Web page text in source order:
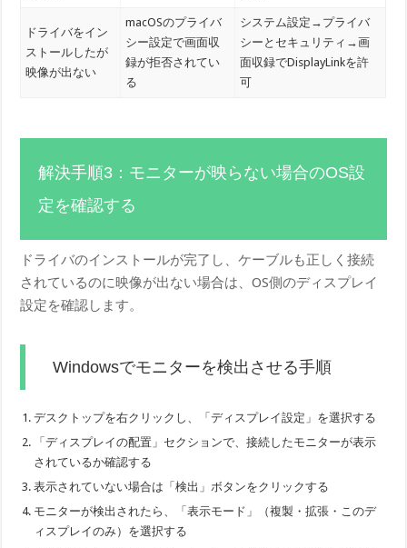
ドライバをイン
ストールしたが
映像が出ない
macOSのプライバ
シー設定で画面収
録が拒否されてい
る
システム設定→プライバ
シーとセキュリティ→画
面収録でDisplayLinkを許
可
解決手順3：モニターが映らない場合のOS設
定を確認する
ドライバのインストールが完了し、ケーブルも正しく接続
されているのに映像が出ない場合は、OS側のディスプレイ
設定を確認します。
Windowsでモニターを検出させる手順
デスクトップを右クリックし、「ディスプレイ設定」を選択する
「ディスプレイの配置」セクションで、接続したモニターが表示
されているか確認する
表示されていない場合は「検出」ボタンをクリックする
モニターが検出されたら、「表示モード」（複製・拡張・このデ
ィスプレイのみ）を選択する